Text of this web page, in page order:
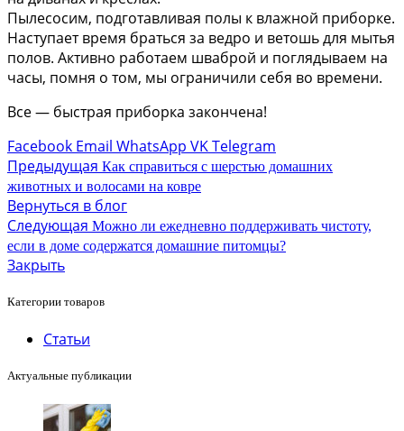
Пылесосим, подготавливая полы к влажной приборке.
Наступает время браться за ведро и ветошь для мытья
полов. Активно работаем шваброй и поглядываем на
часы, помня о том, мы ограничили себя во времени.
Все — быстрая приборка закончена!
Facebook Email WhatsApp VKTelegram
Предыдущая Как справиться с шерстью домашних
животных и волосами на ковре
Вернуться в блог
Следующая Можно ли ежедневно поддерживать чистоту,
если в доме содержатся домашние питомцы?
Закрыть
Категории товаров
Статьи
Актуальные публикации